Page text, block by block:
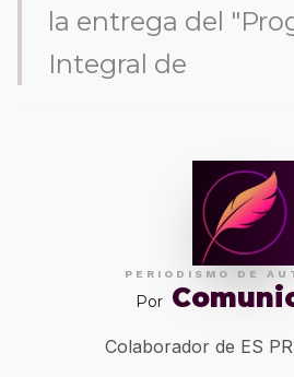
la entrega del
Integral de
PERIODISMO DE
Por
Colaborador de ES